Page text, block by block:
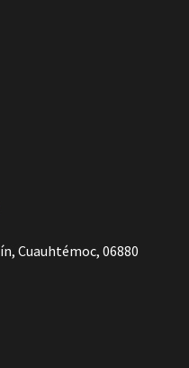
Cuauhtémoc, 06880